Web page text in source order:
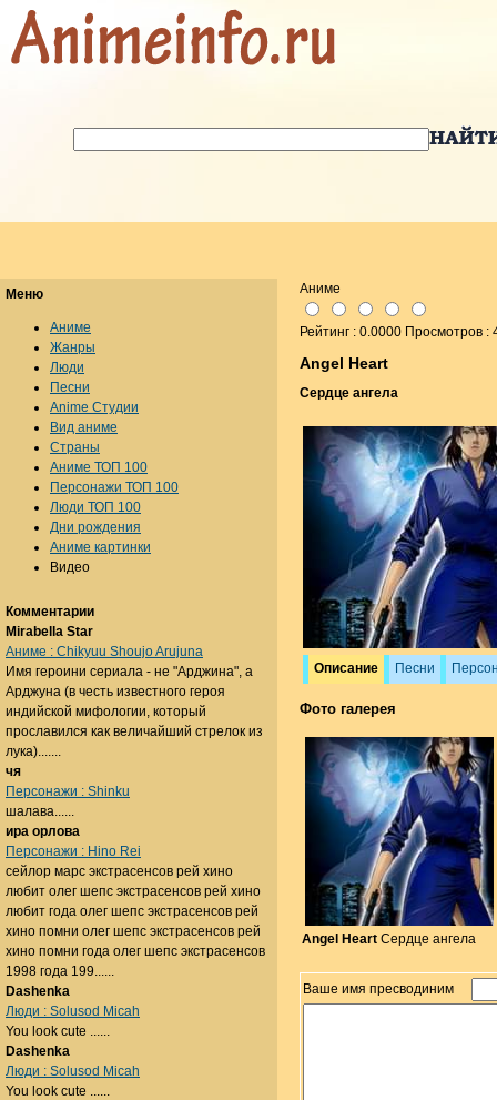
Аниме
Рейтинг : 0.0000 Просмотров :
Angel Heart
Сердце ангела
Описание Песни
Фото галерея
Angel Heart Сердце ангела
Ваше имя пресводиним
Меню
Аниме
Жанры
Люди
Песни
Anime Студии
Вид аниме
Страны
Аниме ТОП 100
Персонажи ТОП 100
Люди ТОП 100
Дни рождения
Аниме картинки
Видео
Комментарии
Mirabella Star
Аниме : Chikyuu Shoujo Arujuna
Имя героини сериала - не "Арджина", а
Арджуна (в честь известного героя
индийской мифологии, который
прославился как величайший стрелок из
лука).......
чя
Персонажи : Shinku
шалава......
ира орлова
Персонажи : Hino Rei
сейлор марс экстрасенсов рей хино
любит олег шепс экстрасенсов рей хино
любит года олег шепс экстрасенсов рей
хино помни олег шепс экстрасенсов рей
хино помни года олег шепс экстрасенсов
1998 года 199......
Dashenka
Люди : Solusod Micah
You look cute ......
Dashenka
Люди : Solusod Micah
You look cute ......